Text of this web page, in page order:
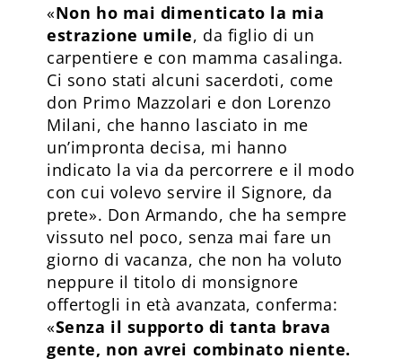
«Non ho mai dimenticato la mia
estrazione umile, da figlio di un
carpentiere e con mamma casalinga.
Ci sono stati alcuni sacerdoti, come
don Primo Mazzolari e don Lorenzo
Milani, che hanno lasciato in me
un’impronta decisa, mi hanno
indicato la via da percorrere e il modo
con cui volevo servire il Signore, da
prete». Don Armando, che ha sempre
vissuto nel poco, senza mai fare un
giorno di vacanza, che non ha voluto
neppure il titolo di monsignore
offertogli in età avanzata, conferma:
«Senza il supporto di tanta brava
gente, non avrei combinato niente.